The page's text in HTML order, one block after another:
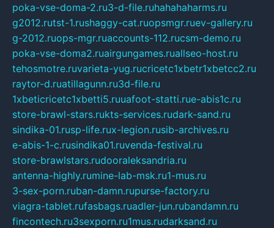
poka-vse-doma-2.ru3-d-file.ruhahahaharms.ru
g2012.rutst-1.rushaggy-cat.ruopsmgr.ruev-gallery.ru
g-2012.ruops-mgr.ruaccounts-112.rucsm-demo.ru
poka-vse-doma2.ruairgungames.ruallseo-host.ru
tehosmotre.ruvarieta-yug.rucricetc1xbetr1xbetcc2.ru
raytor-d.ruatillagunn.ru3d-file.ru
1xbeticricetc1xbetti5.ruuafoot-statti.rue-abis1c.ru
store-brawl-stars.rukts-services.rudark-sand.ru
sindika-01.rusp-life.rux-legion.rusib-archives.ru
e-abis-1-c.rusindika01.ruvenda-festival.ru
store-brawlstars.rudooraleksandria.ru
antenna-highly.rumine-lab-msk.ru1-mus.ru
3-sex-porn.ruban-damn.rupurse-factory.ru
viagra-tablet.rufasbags.ruadler-jun.rubandamn.ru
fincontech.ru3sexporn.ru1mus.rudarksand.ru